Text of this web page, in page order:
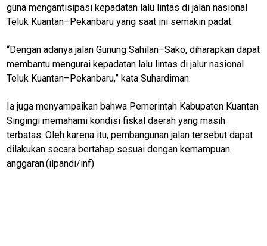
guna mengantisipasi kepadatan lalu lintas di jalan nasional
Teluk Kuantan–Pekanbaru yang saat ini semakin padat.
“Dengan adanya jalan Gunung Sahilan–Sako, diharapkan dapat
membantu mengurai kepadatan lalu lintas di jalur nasional
Teluk Kuantan–Pekanbaru,” kata Suhardiman.
Ia juga menyampaikan bahwa Pemerintah Kabupaten Kuantan
Singingi memahami kondisi fiskal daerah yang masih
terbatas. Oleh karena itu, pembangunan jalan tersebut dapat
dilakukan secara bertahap sesuai dengan kemampuan
anggaran.(ilpandi/inf)
Home
N
W